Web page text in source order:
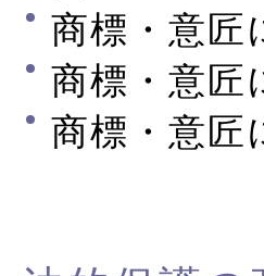
商標・意匠
商標・意匠
商標・意匠